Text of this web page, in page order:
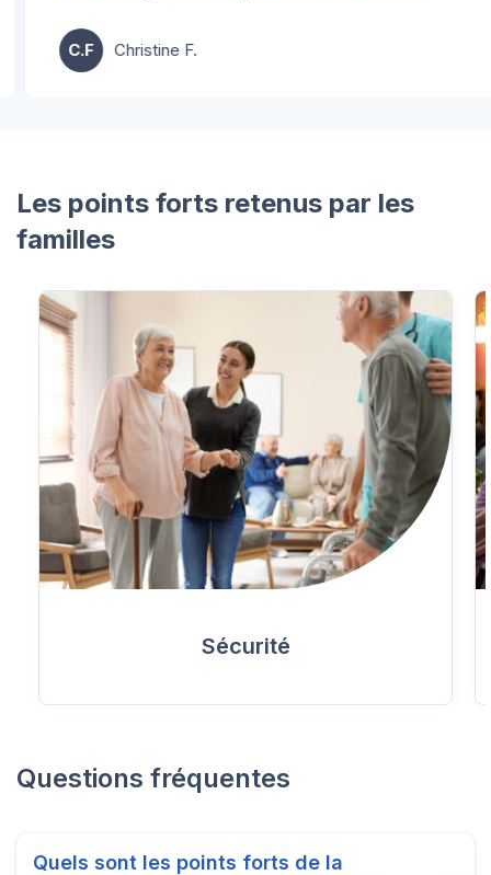
C.F Christine F.
Les points forts retenus par les
familles
Sécurité
Questions fréquentes
Quels sont les points forts de la